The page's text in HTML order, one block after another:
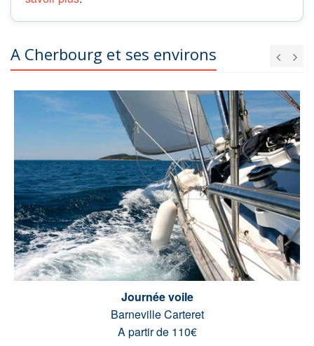
A Cherbourg et ses environs
Journée voile
Barneville Carteret
A partir de 110€